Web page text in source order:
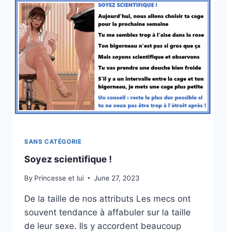
SANS CATÉGORIE
Soyez scientifique !
By Princesse et lui June 27, 2023
De la taille de nos attributs Les mecs ont
souvent tendance à affabuler sur la taille
de leur sexe. Ils y accordent beaucoup